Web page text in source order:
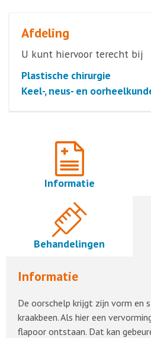
Afdeling
U kunt hiervoor terecht bij
Plastische chirurgie
Keel-, neus- en
Informatie
Behandelingen
Informatie
De oorschelp krijgt zijn vorm en
kraakbeen. Als hier een
flapoor ontstaan. Dat kan